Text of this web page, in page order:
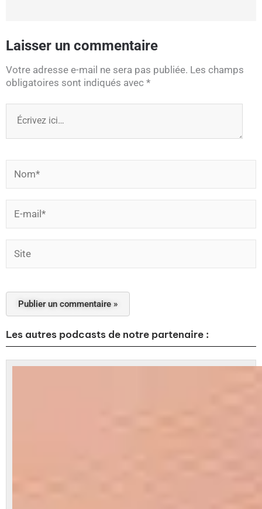
Laisser un commentaire
Votre adresse e-mail ne sera pas publiée. Les champs
obligatoires sont indiqués avec *
ici…
mail*
Les autres podcasts de notre partenaire :